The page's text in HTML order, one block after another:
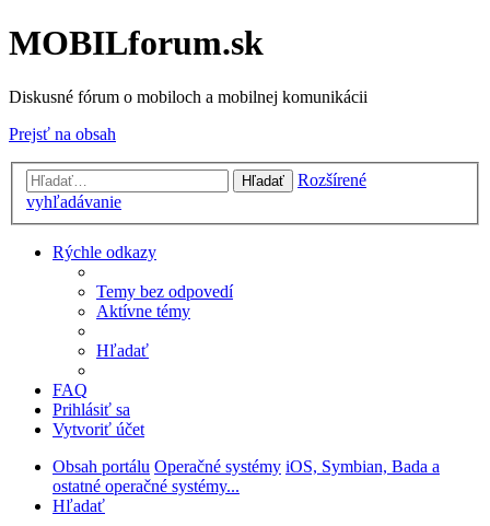
MOBILforum.sk
Diskusné fórum o mobiloch a mobilnej komunikácii
Prejsť na obsah
Hľadať
Rozšírené
vyhľadávanie
Rýchle odkazy
Temy bez odpovedí
Aktívne témy
Hľadať
FAQ
Prihlásiť sa
Vytvoriť účet
Obsah portálu Operačné systémy iOS, Symbian, Bada a
ostatné operačné systémy...
Hľadať